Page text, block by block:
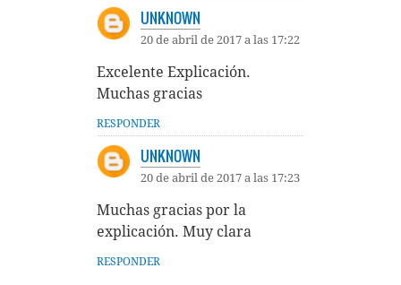
UNKNOWN
20 de abril de 2017 a las 17:22
Excelente Explicación.
Muchas gracias
RESPONDER
UNKNOWN
20 de abril de 2017 a las 17:23
Muchas gracias por la
explicación. Muy clara
RESPONDER